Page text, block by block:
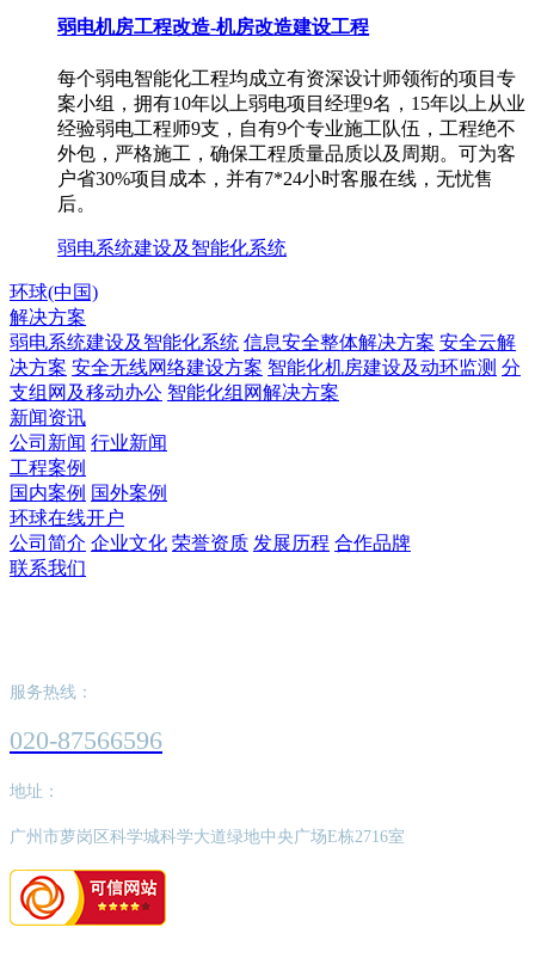
弱电机房工程改造-机房改造建设工程
每个弱电智能化工程均成立有资深设计师领衔的项目专
案小组，拥有10年以上弱电项目经理9名，15年以上从业
经验弱电工程师9支，自有9个专业施工队伍，工程绝不
外包，严格施工，确保工程质量品质以及周期。可为客
户省30%项目成本，并有7*24小时客服在线，无忧售
后。
弱电系统建设及智能化系统
环球(中国)
解决方案
弱电系统建设及智能化系统 信息安全整体解决方案 安全云解
决方案 安全无线网络建设方案 智能化机房建设及动环监测 分
支组网及移动办公 智能化组网解决方案
新闻资讯
公司新闻 行业新闻
工程案例
国内案例 国外案例
环球在线开户
公司简介 企业文化 荣誉资质 发展历程 合作品牌
联系我们
服务热线：
020-87566596
地址：
广州市萝岗区科学城科学大道绿地中央广场E栋2716室